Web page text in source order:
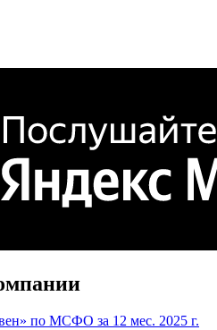
по МСФО за 12 мес. 2025 г.